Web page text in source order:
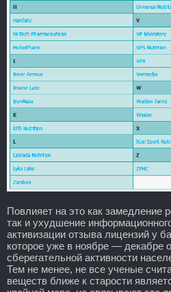
Повлияет на это как замедление
так и ухудшение
активизации отзыва лицензий у
которое уже в ноябре — декабре
сберегательной активности
Тем не менее, не все ученые
веществ ближе к старости